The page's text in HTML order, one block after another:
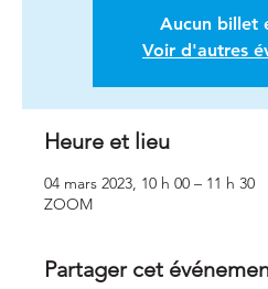
Aucun billet
Voir d'autres
Heure et lieu
04 mars 2023, 10 h 00 – 11 h 30
ZOOM
Partager cet